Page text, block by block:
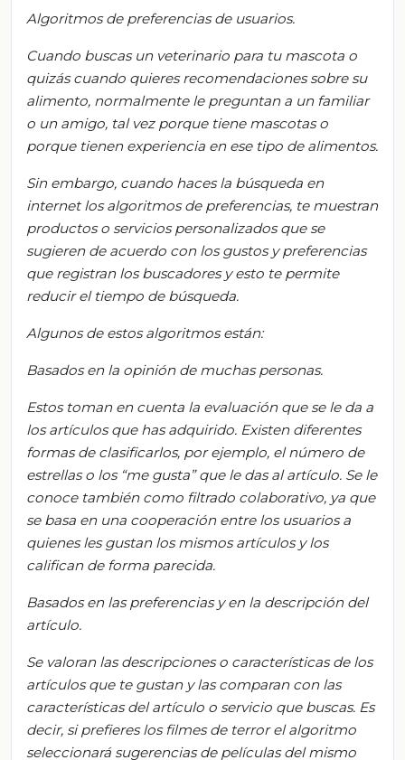
Algoritmos de preferencias de usuarios.
Cuando buscas un veterinario para tu mascota o
quizás cuando quieres recomendaciones sobre su
alimento, normalmente le preguntan a un familiar
o un amigo, tal vez porque tiene mascotas o
porque tienen experiencia en ese tipo de alimentos.
Sin embargo, cuando haces la búsqueda en
internet los algoritmos de preferencias, te muestran
productos o servicios personalizados que se
sugieren de acuerdo conlos gustos y preferencias
que registran los buscadores y esto te permite
reducir el tiempo de búsqueda.
Algunos de estos algoritmos están:
Basados en la opinión de muchas personas.
Estos toman en cuenta la evaluación que se le da a
los artículos que has adquirido. Existen diferentes
formas de clasificarlos, por ejemplo, el número de
estrellas o los “me gusta” que le das al artículo. Se le
conoce también como filtrado colaborativo, ya que
se basa en una cooperación entre los usuarios a
quienes les gustan los mismos artículos y los
califican de forma parecida.
Basados en las preferencias y en la descripción del
artículo.
Se valoran las descripciones o características de los
artículos que te gustan y las comparan con las
características del artículo o servicio que buscas. Es
decir, si prefiereslos filmes de terror el algoritmo
seleccionará sugerencias de películas del mismo